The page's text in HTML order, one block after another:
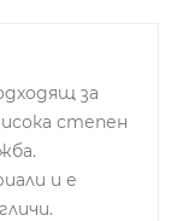
за
степен
и е